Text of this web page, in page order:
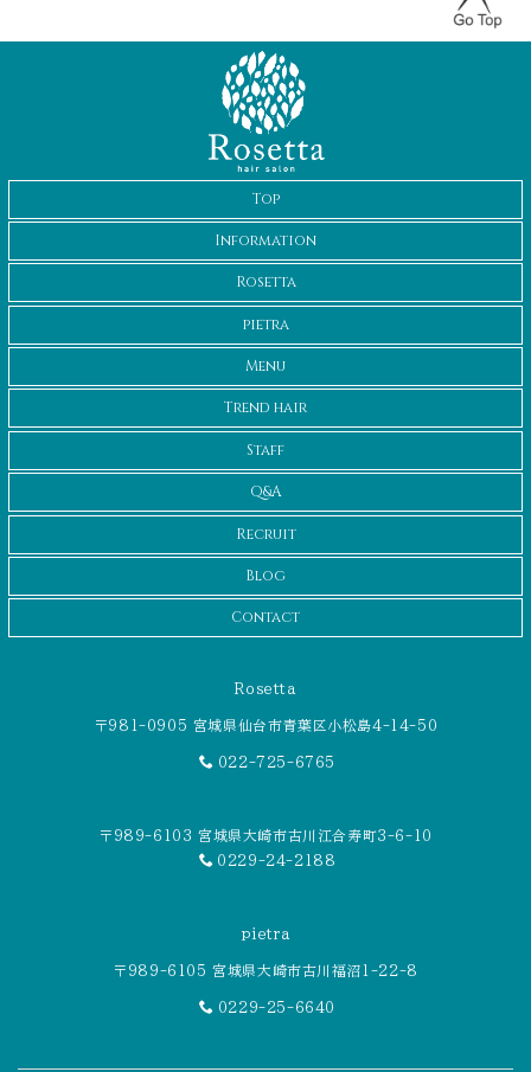
Top
Information
Rosetta
pietra
Menu
Trend hair
Staff
Q&A
Recruit
Blog
Contact
Rosetta
〒981-0905 宮城県仙台市青葉区小松島4-14-50
022-725-6765
〒989-6103 宮城県大崎市古川江合寿町3-6-10
0229-24-2188
pietra
〒989-6105 宮城県大崎市古川福沼1-22-8
0229-25-6640